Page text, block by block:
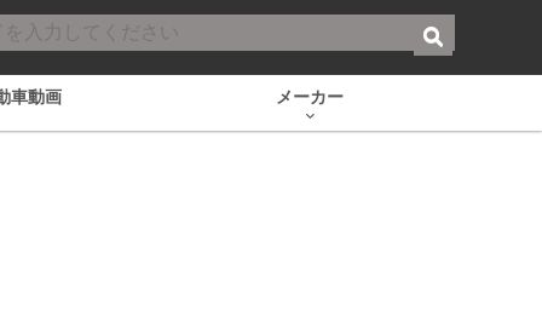
車動画 メーカー